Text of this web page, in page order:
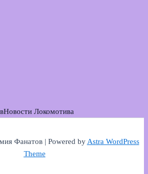
Новости Локомотива
Фанатов | Powered byAstra WordPress
Theme